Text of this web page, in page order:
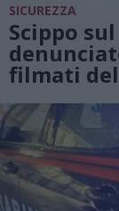
SICUREZZA
Scippo
filmati